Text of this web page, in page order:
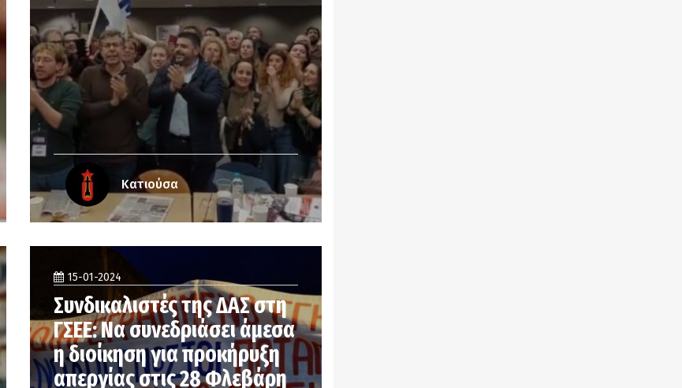
Κατιούσα
15-01-2024
Συνδικαλιστές της ΔΑΣ στη
ΓΣΕΕ: Να συνεδριάσει άμεσα
η διοίκηση για προκήρυξη
απεργίας στις 28 Φλεβάρη